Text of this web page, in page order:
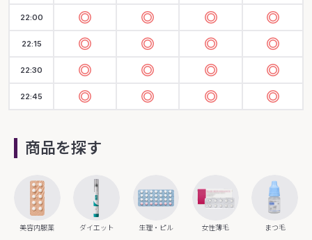
22:00
22:15
22:30
22:45
商品を探す
美容内服薬 ダイエット 生理・ピル 女性薄毛 まつ毛